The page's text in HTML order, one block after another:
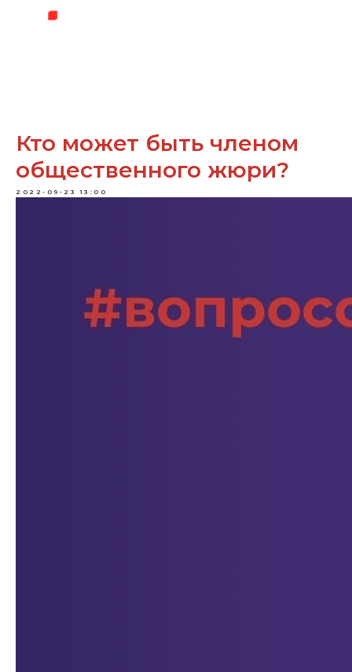
Кто может быть членом
общественного жюри?
2022-09-23 13:00